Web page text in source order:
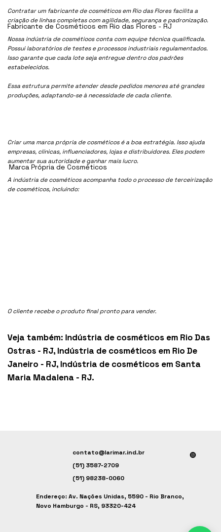
Contratar um fabricante de cosméticos em Rio das Flores facilita a
criação de linhas completas com agilidade, segurança e padronização.
Nossa indústria de cosmétioos conta com equipe técnica qualificada.
Possui laboratórios de testes e processos industriais regulamentados.
Isso garante que cada lote seja entregue dentro dos padrões
estabelecidos.
Essa estrutura permite atender desde pedidos menores até grandes
produções, adaptando-se à necessidade de cada cliente.
Criar uma marca própria de cosméticos é a boa estratégia. Isso ajuda
empresas, clínicas, influenciadores, lojas e distribuidores. Eles podem
aumentar sua autoridade e ganhar mais lucro.
A indústria de cosméticos acompanha todo o processo de terceirização
de cosméticos, incluindo:
O cliente recebe o produto final pronto para vender.
Veja também: Indústria de cosméticos em Rio Das
Ostras - RJ, Indústria de cosméticos em Rio De
Janeiro - RJ, Indústria de cosméticos em Santa
Maria Madalena - RJ.
Fabricante de Cosméticos em Rio das Flores - RJ
Marca Própria de Cosméticos
contato@larimar.ind.br
(51) 3587-2709
(51) 98238-0060
Endereço: Av. Nações Unidas, 5590 - Rio Branco,
Novo Hamburgo - RS, 93320-424